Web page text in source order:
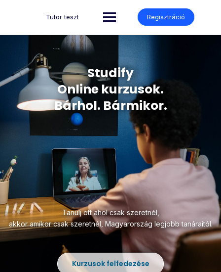
Tutor teszt Regisztráció
Studify
Online kurzusok.
Bárhol. Bármikor.
Tanulj ott ahol csak szeretnél,
akkor amikor csak szeretnél,Magyarország legjobb tanáraitól.
Kurzusok felfedezése